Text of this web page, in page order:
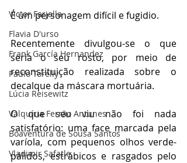
Victor Farjalla
Flavia D'urso
Frank García Hernandez
Paulo Torelly
Lúcia Reisewitz
Valquíria Ferrão Antunes
Boaventura de Sousa Santos
Vladimir Safatle
É um personagem difícil e fugidio.
Recentemente divulgou-se o que
seria o seu rosto, por meio de
reconstituição realizada sobre o
decalque da máscara mortuária.
O que seu viu não foi nada
satisfatório: uma face marcada pela
varíola, com pequenos olhos verde-
pálidos, estrábicos e rasgados pelo